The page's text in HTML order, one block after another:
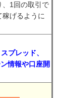
、1回の取引で
げるように
プレッド、
情報や口座開